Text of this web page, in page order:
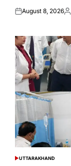
Posted
August 8, 2026
POSTED
UTTARAKHAND